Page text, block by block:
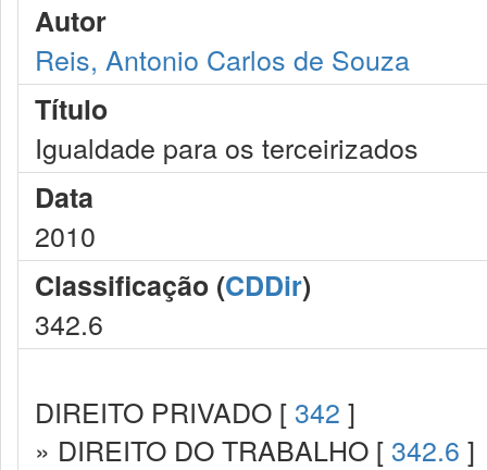
Autor
Reis, Antonio Carlos de Souza
Título
Igualdade para os terceirizados
Data
2010
Classificação (CDDir)
342.6
DIREITO PRIVADO [ 342 ]
» DIREITO DO TRABALHO [ 342.6 ]